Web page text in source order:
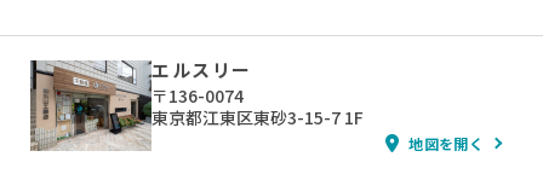
エルスリー
〒136-0074
東京都江東区東砂3-15-7 1F
地図を開く